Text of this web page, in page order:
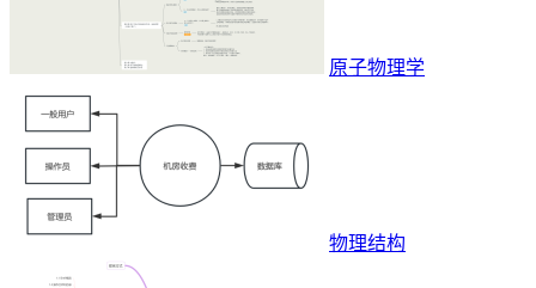
原子物理学
物理结构